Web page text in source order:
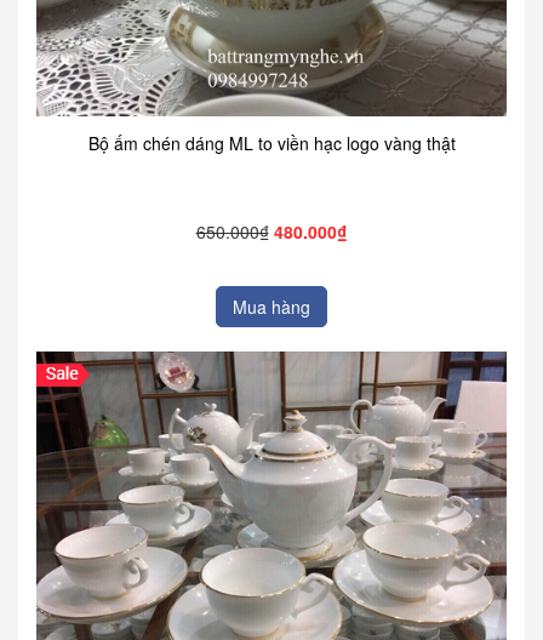
Bộ ấm chén dáng ML to viền hạc logo vàng thật
650.000₫ 480.000₫
Mua hàng